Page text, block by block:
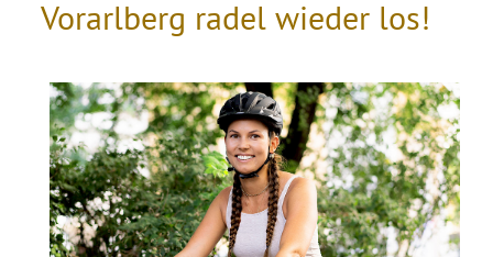
Vorarlberg radel wieder los!